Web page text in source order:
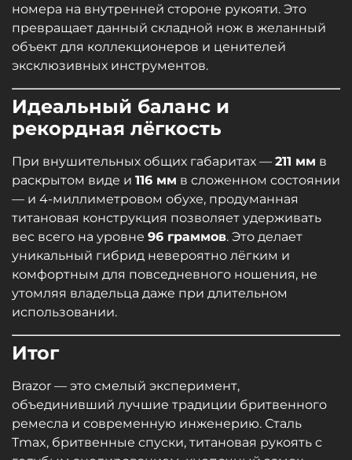
номера на внутренней стороне рукояти. Это
превращает данный складной нож в желанный
объект для коллекционеров и ценителей
эксклюзивных инструментов.
Идеальный баланс и
рекордная лёгкость
При внушительных общих габаритах — 211 мм в
раскрытом виде и 116 мм в сложенном состоянии
— и 4-миллиметровом обухе, продуманная
титановая конструкция позволяет удерживать
вес всего на уровне 96 граммов. Это делает
уникальный гибрид невероятно лёгким и
комфортным для повседневного ношения, не
утомляя владельца даже при длительном
использовании.
Итог
Brazor — это смелый эксперимент,
объединивший лучшие традиции бритвенного
ремесла и современную инженерию. Сталь
Tmax, бритвенные спуски, титановая рукоять с